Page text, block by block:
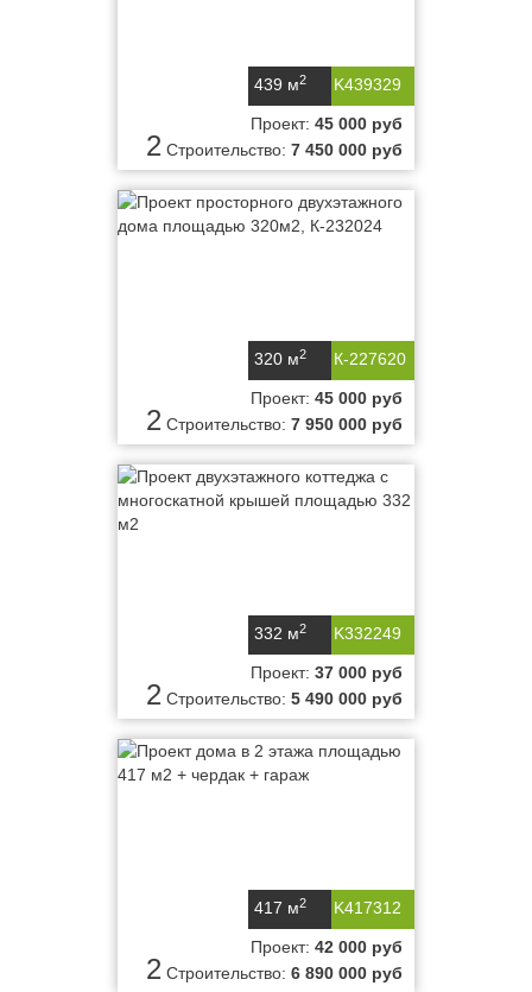
K439329
439 м2
2
Проект: 45 000 руб
Строительство: 7 450 000 руб
К-227620
320 м2
2
Проект: 45 000 руб
Строительство: 7 950 000 руб
K332249
332 м2
2
Проект: 37 000 руб
Строительство: 5 490 000 руб
K417312
417 м2
2
Проект: 42 000 руб
Строительство: 6 890 000 руб